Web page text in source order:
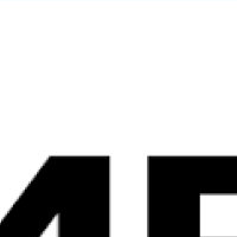
доступ клиентов к